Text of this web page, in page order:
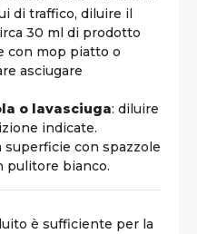
di traffico, diluire il
30 ml di prodotto
con mop piatto o
asciugare
o lavasciuga: diluire
indicate.
superficie con spazzole
pulitore bianco.
è sufficiente per la